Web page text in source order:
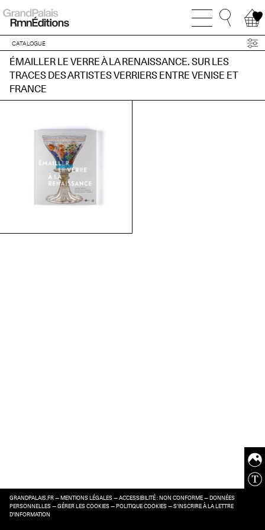
CATALOGUE
ÉMAILLER LE VERRE À LA RENAISSANCE. SUR LES
TRACES DES ARTISTES VERRIERS ENTRE VENISE ET
FRANCE
GRANDPALAIS.FR — MENTIONS LÉGALES — ACCESSIBILITÉ : NON CONFORME — DONNÉES
PERSONNELLES — GÉRER LES COOKIES — POLITIQUE COOKIES — S’INSCRIRE À LA LETTRE
D’INFORMATION